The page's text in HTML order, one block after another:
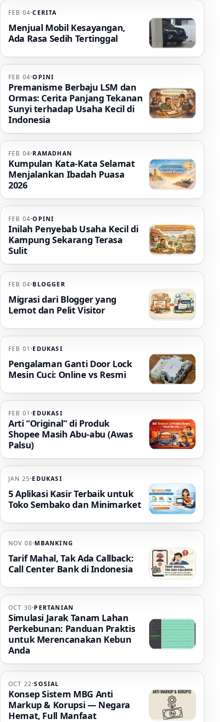
FEB 04·CERITA
Menjual Mobil Kesayangan,
Ada Rasa Sedih Tertinggal
FEB 04·OPINI
Premanisme Berbaju LSM dan
Ormas: Cerita Panjang Tekanan
Sunyi terhadap Usaha Kecil di
Indonesia
FEB 04·RAMADHAN
Kumpulan Kata-Kata Selamat
Menjalankan Ibadah Puasa
2026
FEB 04·OPINI
Inilah Penyebab Usaha Kecil di
Kampung Sekarang Terasa
Sulit
FEB 04·BLOGGER
Migrasi dari Blogger yang
Lemot dan Pelit Visitor
FEB 01 ·EDUKASI
Pengalaman Ganti Door Lock
Mesin Cuci: Online vs Resmi
FEB 01 ·EDUKASI
Arti “Original” di Produk
Shopee Masih Abu-abu (Awas
Palsu)
JAN 25·EDUKASI
5 Aplikasi Kasir Terbaik untuk
Toko Sembako dan Minimarket
NOV 08·MBANKING
Tarif Mahal, Tak Ada Callback:
Call Center Bank di Indonesia
OCT 30·PERTANIAN
Simulasi Jarak Tanam Lahan
Perkebunan: Panduan Praktis
untuk Merencanakan Kebun
Anda
OCT 22·SOSIAL
Konsep Sistem MBG Anti
Markup & Korupsi — Negara
Hemat, Full Manfaat